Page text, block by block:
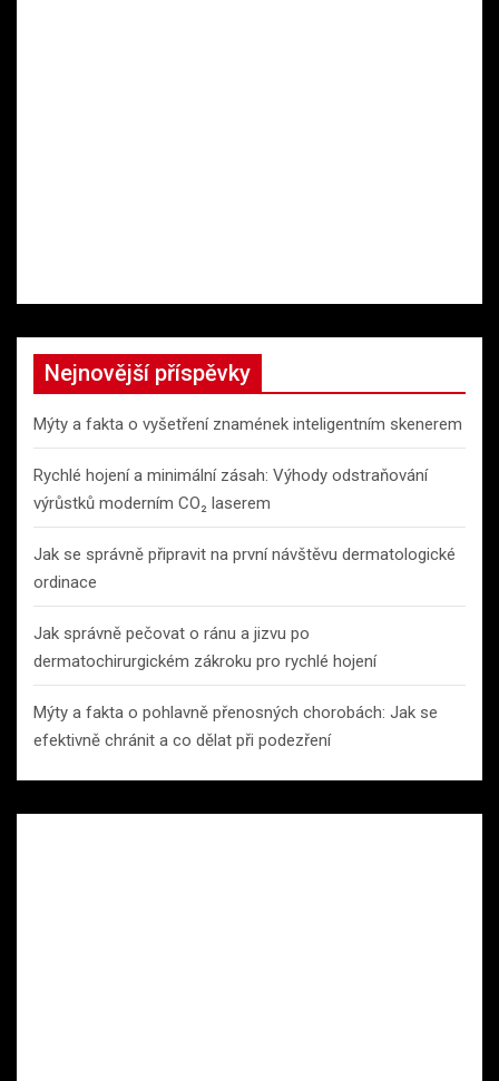
Nejnovější příspěvky
Mýty a fakta o vyšetření znamének inteligentním skenerem
Rychlé hojení a minimální zásah: Výhody odstraňování
výrůstků moderním CO₂ laserem
Jak se správně připravit na první návštěvu dermatologické
ordinace
Jak správně pečovat o ránu a jizvu po
dermatochirurgickém zákroku pro rychlé hojení
Mýty a fakta o pohlavně přenosných chorobách: Jak se
efektivně chránit a co dělat při podezření